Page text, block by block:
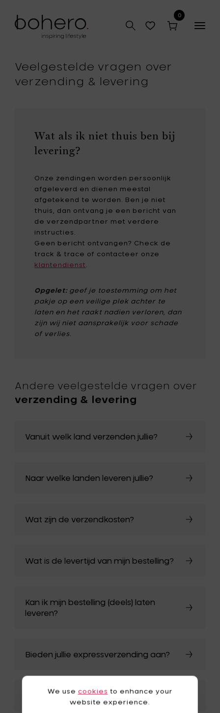
0
Veelgestelde vragen over
verzending & levering
Wat als ik niet thuis ben bij
levering?
Onze zendingen worden persoonlijk
afgeleverd en dienen meestal
afgetekend te worden. Ben je niet
thuis, dan ontvang je een bericht van
de verzendpartner met verdere
instructies.
Geen bericht ontvangen? Check de
track & trace of contacteer onze
klantendienst.
Opgelet: geef je toestemming om het
pakje op een veilige plek achter te
laten en het raakt nadien verloren, dan
zijn wij niet aansprakelijk voor schade
of verlies.
Andere veelgestelde vragen over
verzending & levering
Vanuit welk land verzenden jullie?
Naar welke landen leveren jullie?
Wat zijn de verzendkosten?
Wat is de levertijd van mijn bestelling?
Kan ik mijn bestelling (deels) laten
leveren?
Bieden jullie expressverzending aan?
Kan ik de dag van mijn levering kiezen?
We use cookies to enhance your
website experience.